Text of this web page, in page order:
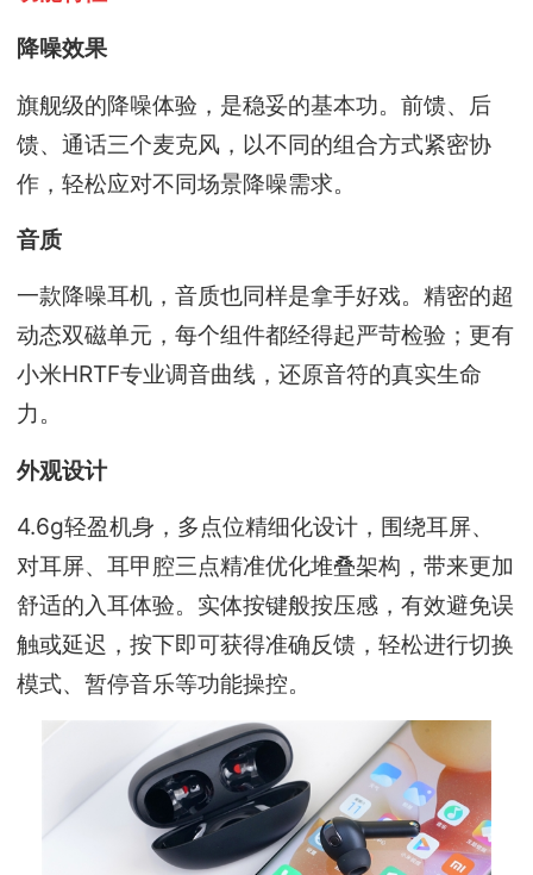
降噪效果
旗舰级的降噪体验，是稳妥的基本功。前馈、后
馈、通话三个麦克风，以不同的组合方式紧密协
作，轻松应对不同场景降噪需求。
音质
一款降噪耳机，音质也同样是拿手好戏。精密的超
动态双磁单元，每个组件都经得起严苛检验；更有
小米HRTF专业调音曲线，还原音符的真实生命
力。
外观设计
4.6g轻盈机身，多点位精细化设计，围绕耳屏、
对耳屏、耳甲腔三点精准优化堆叠架构，带来更加
舒适的入耳体验。实体按键般按压感，有效避免误
触或延迟，按下即可获得准确反馈，轻松进行切换
模式、暂停音乐等功能操控。